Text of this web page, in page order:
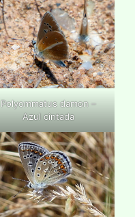
Polyommatus damon –
Azul cintada